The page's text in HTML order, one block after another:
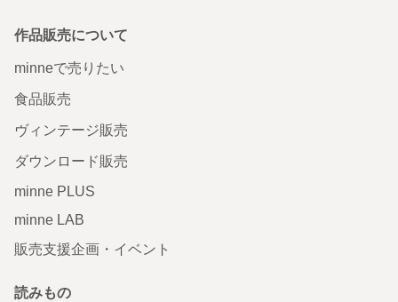
作品販売について
minneで売りたい
食品販売
ヴィンテージ販売
ダウンロード販売
minne PLUS
minne LAB
販売支援企画・イベント
読みもの